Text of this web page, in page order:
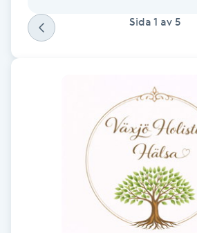
Faceliftmassage
Fet hårbotten
Sida 1 av 5